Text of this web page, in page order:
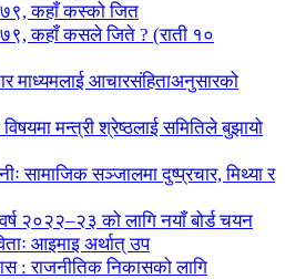
कहाँ कस्को जित
कहाँ कसले जिते ? (राती १०
माध्यमलाई आचारसंहिताअनुसारको
मन्त्री श्रेष्ठलाई समितिले बुझायो
सामाजिक सञ्जालमा दुष्प्रचार, मिथ्या र
२०२२–२३ को लागि नयाँ बोर्ड चयन
आइमाइ अर्थात् उप
: राजनीतिक निकासको लागि